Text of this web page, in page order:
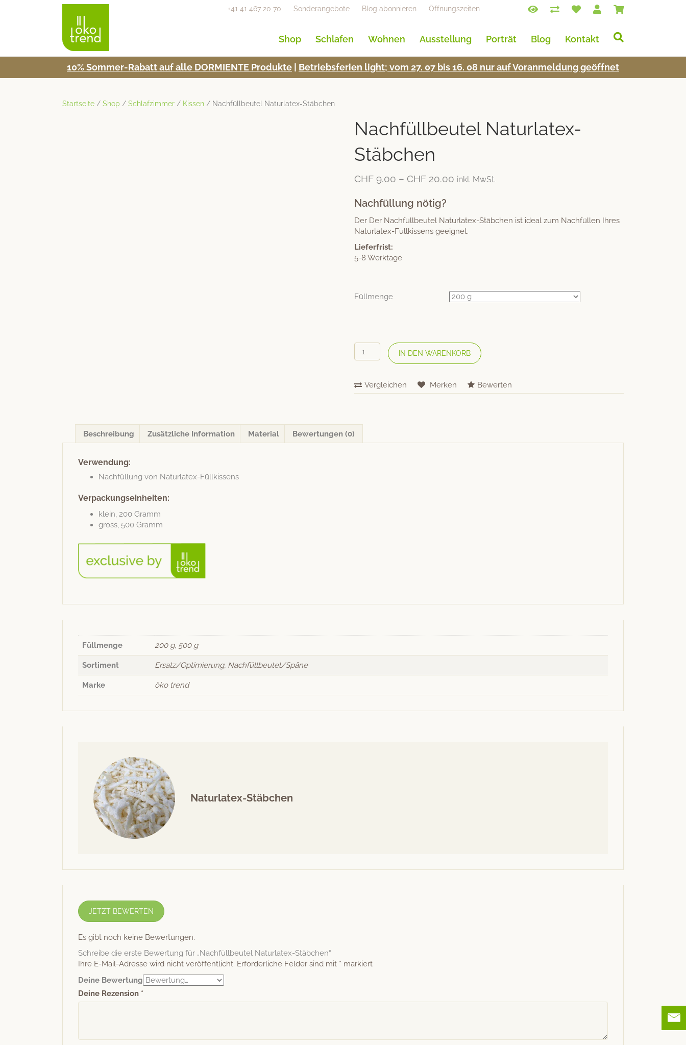
+41 41 467 20 70 Sonderangebote Blog abonnieren Öffnungszeiten
Shop Schlafen Wohnen Ausstellung Porträt Blog Kontakt
10% Som­mer-Rabatt auf alle DORMIENTE Pro­duk­te Betrieb­s­fe­rien light; vom 27. 07 bis 16. 08 nur auf Voran­mel­dung geöffnet
Startseite / Shop / Schlafzimmer / Kissen / Nachfüllbeutel Naturlatex-Stäbchen
Nachfüllbeutel Naturlatex-
Stäbchen
CHF 9.00 – CHF 20.00 inkl. MwSt.
Nachfüllung nötig?
Der Der Nachfüllbeutel Naturlatex-Stäbchen ist ideal zum Nachfüllen Ihres
Naturlatex-Füllkissens geeignet.
Lieferfrist:
5-8 Werktage
Füllmenge
Nachfüllbeutel
Naturlatex-
Menge
IN DEN WARENKORB
Vergleichen Merken Bewerten
Beschreibung Zusätzliche Information Material Bewertungen (0)
Verwendung:
Nach­fül­lung von Naturlatex-Füllkissens
Verpackungseinheiten:
klein, 200 Gramm
gross, 500 Gramm
Füllmenge 200 g, 500 g
Sortiment Ersatz/Optimierung, Nachfüllbeutel/Späne
Marke öko trend
Naturlatex-Stäbchen
JETZT BEWERTEN
Es gibt noch keine Bewertungen.
Schreibe die erste Bewertung für „Nachfüllbeutel Naturlatex-Stäbchen“
Ihre E-Mail-Adresse wird nicht veröffentlicht. Erforderliche Felder sind mit * markiert
Deine Bewertung
Deine Rezension *